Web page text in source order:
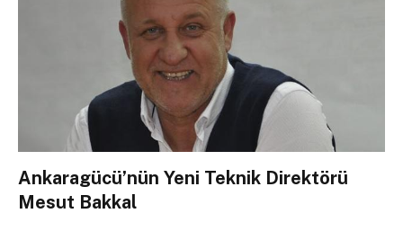
Ankaragücü’nün Yeni Teknik Direktörü
Mesut Bakkal